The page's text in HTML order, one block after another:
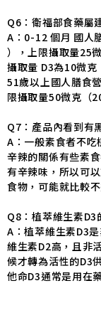
Q6：衛福部食藥屬
A：0-12 個月 國人
），上限攝取量25
攝取量 D3為10微
51歲以上國人膳食
限攝取量50微克（
Q7：產品內看到有
A：一般素食者不
辛辣的關係有些素
有辛辣味，所以可
食物，可能就比較
Q8：植萃維生素D3
A：植萃維生素D3
維生素D2高，且非
候才轉為活性的D3
他命D3通常是用在